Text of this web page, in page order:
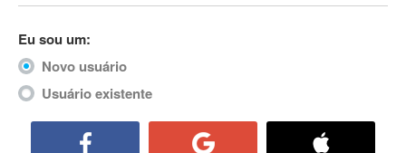
ActionScript
ActionScript 3
Active Directory
Eu sou um:
Novo usuário
Usuário existente